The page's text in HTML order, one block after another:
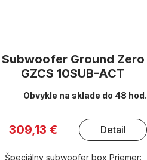
Subwoofer Ground Zero
GZCS 10SUB-ACT
Obvykle na sklade do 48 hod.
309,13 € Detail
Špeciálny subwoofer box Priemer: